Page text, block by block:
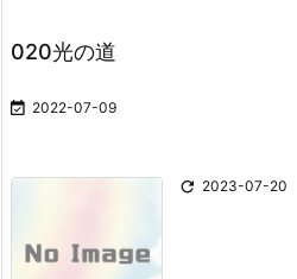
020光の道
 2022-07-09
 2023-07-20